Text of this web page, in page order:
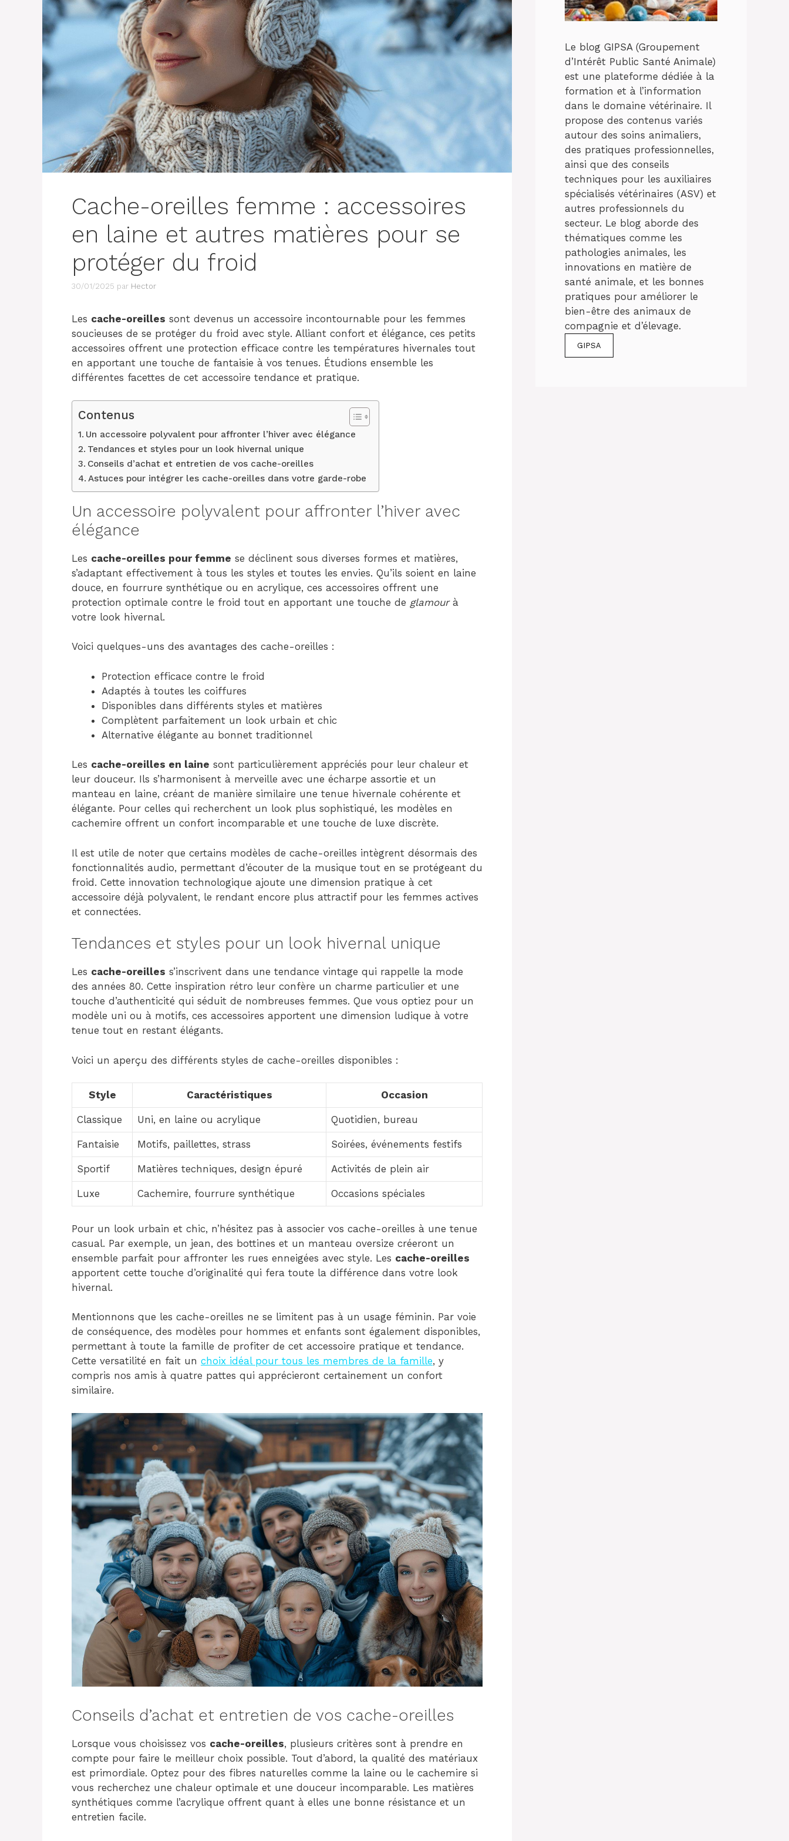
Cache-oreilles femme : accessoires
en laine et autres matières pour se
protéger du froid
30/01/2025 par Hector
Les cache-oreilles sont devenus un accessoire incontournable pour les femmes
soucieuses de se protéger du froid avec style. Alliant confort et élégance, ces petits
accessoires offrent une protection efficace contre les températures hivernales tout
en apportant une touche de fantaisie à vos tenues. Étudions ensemble les
différentes facettes de cet accessoire tendance et pratique.
Contenus
Un accessoire polyvalent pour affronter l’hiver avec élégance
Tendances et styles pour un look hivernal unique
Conseils d’achat et entretien de vos cache-oreilles
Astuces pour intégrer les cache-oreilles dans votre garde-robe
Un accessoire polyvalent pour affronter l’hiver avec
élégance
Les cache-oreilles pour femme se déclinent sous diverses formes et matières,
s’adaptant effectivement à tous les styles et toutes les envies. Qu’ils soient en laine
douce, en fourrure synthétique ou en acrylique, ces accessoires offrent une
protection optimale contre le froid tout en apportant une touche de glamourà
votre look hivernal.
Voici quelques-uns des avantages des cache-oreilles :
Protection efficace contre le froid
Adaptés à toutes les coiffures
Disponibles dans différents styles et matières
Complètent parfaitement un look urbain et chic
Alternative élégante au bonnet traditionnel
Les cache-oreilles en laine sont particulièrement appréciés pour leur chaleur et
leur douceur. Ils s’harmonisent à merveille avec une écharpe assortie et un
manteau en laine, créant de manière similaire une tenue hivernale cohérente et
élégante. Pour celles qui recherchent un look plus sophistiqué, les modèles en
cachemire offrent un confort incomparable et une touche de luxe discrète.
Il est utile de noter que certains modèles de cache-oreilles intègrent désormais des
fonctionnalités audio, permettant d’écouter de la musique tout en se protégeant du
froid. Cette innovation technologique ajoute une dimension pratique à cet
accessoire déjà polyvalent, le rendant encore plus attractif pour les femmes actives
et connectées.
Tendances et styles pour un look hivernal unique
Les cache-oreilles s’inscrivent dans une tendance vintage qui rappelle la mode
des années 80. Cette inspiration rétro leur confère un charme particulier et une
touche d’authenticité qui séduit de nombreuses femmes. Que vous optiez pour un
modèle uni ou à motifs, ces accessoires apportent une dimension ludique à votre
tenue tout en restant élégants.
Voici un aperçu des différents styles de cache-oreilles disponibles :
Style Caractéristiques Occasion
Classique Uni, en laine ou acrylique Quotidien, bureau
Fantaisie Motifs, paillettes, strass Soirées, événements festifs
Sportif Matières techniques, design épuré Activités de plein air
Luxe Cachemire, fourrure synthétique Occasions spéciales
Pour un look urbain et chic, n’hésitez pas à associer vos cache-oreilles à une tenue
casual. Par exemple, un jean, des bottines et un manteau oversize créeront un
ensemble parfait pour affronter les rues enneigées avec style. Les cache-oreilles
apportent cette touche d’originalité qui fera toute la différence dans votre look
hivernal.
Mentionnons que les cache-oreilles ne se limitent pas à un usage féminin. Par voie
de conséquence, des modèles pour hommes et enfants sont également disponibles,
permettant à toute la famille de profiter de cet accessoire pratique et tendance.
Cette versatilité en fait un choix idéal pour tous les membres de la famille, y
compris nos amis à quatre pattes qui apprécieront certainement un confort
similaire.
Conseils d’achat et entretien de vos cache-oreilles
Lorsque vous choisissez vos cache-oreilles, plusieurs critères sont à prendre en
compte pour faire le meilleur choix possible. Tout d’abord, la qualité des matériaux
est primordiale. Optez pour des fibres naturelles comme la laine ou le cachemire si
vous recherchez une chaleur optimale et une douceur incomparable. Les matières
synthétiques comme l’acrylique offrent quant à elles une bonne résistance et un
entretien facile.
Le blog GIPSA (Groupement
d’Intérêt Public Santé Animale)
est une plateforme dédiée à la
formation et à l’information
dans le domaine vétérinaire. Il
propose des contenus variés
autour des soins animaliers,
des pratiques professionnelles,
ainsi que des conseils
techniques pour les auxiliaires
spécialisés vétérinaires (ASV) et
autres professionnels du
secteur. Le blog aborde des
thématiques comme les
pathologies animales, les
innovations en matière de
santé animale, et les bonnes
pratiques pour améliorer le
bien-être des animaux de
compagnie et d’élevage.
GIPSA